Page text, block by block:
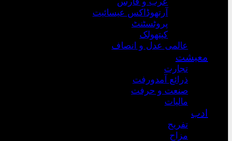
آرتھوڈاکس عیسائیت
پروٹسٹنٹ
کیتھولک
عالمی عدل و انصاف
معیشت
تجارت
ذرائع آمدورفت
صنعت و حرفت
مالیات
ادب
تفریح
مزاح